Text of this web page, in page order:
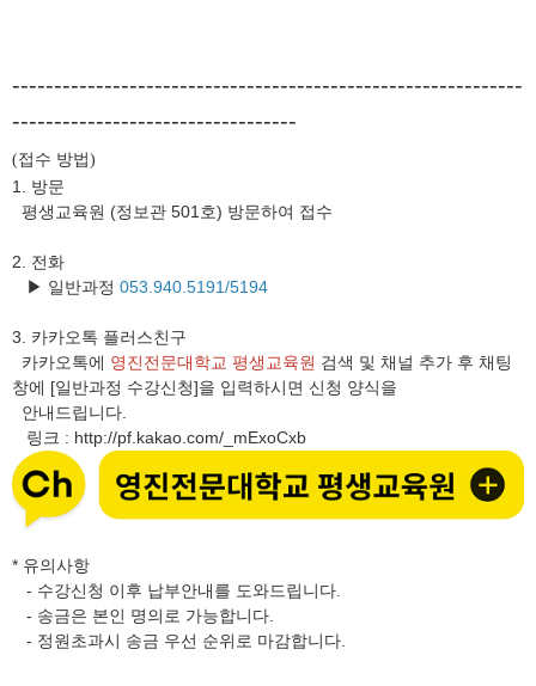
-------------------------------------------------------------
----------------------------------
(접수 방법)
1. 방문
평생교육원 (정보관 501호) 방문하여 접수
2. 전화
▶ 일반과정 053.940.5191/5194
3. 카카오톡 플러스친구
카카오톡에 영진전문대학교 평생교육원 검색 및 채널 추가 후 채팅
창에 [일반과정 수강신청]을 입력하시면 신청 양식을
안내드립니다.
링크 : http://pf.kakao.com/_mExoCxb
* 유의사항
- 수강신청 이후 납부안내를 도와드립니다.
- 송금은 본인 명의로 가능합니다.
- 정원초과시 송금 우선 순위로 마감합니다.